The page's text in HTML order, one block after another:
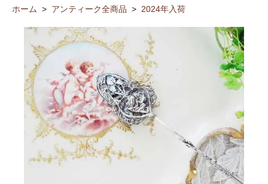
ホーム > アンティーク全商品 > 2024年入荷